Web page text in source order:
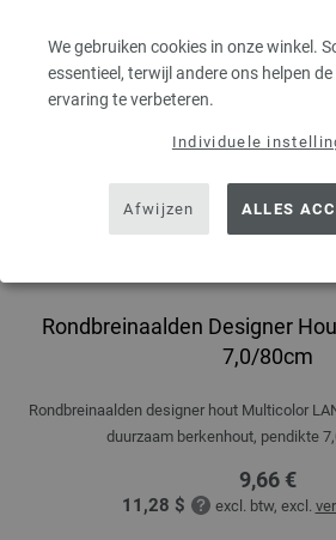
We gebruiken cookies in onze winkel.
essentieel, terwijl andere ons helpen
ervaring te verbeteren.
Individuele
Afwijzen ALLES
Rondbreinaalden Designer
7,0/80cm
Rondbreinaalden designer hout Multicolor
duurzaam berkenhout, pendikte
9,66 €
11,28 $ excl. btw, excl.